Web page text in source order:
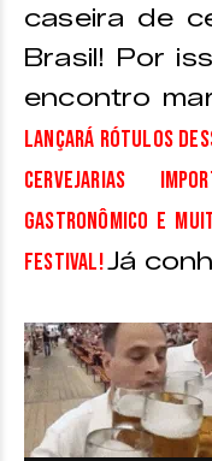
caseira de
Brasil! Por
encontro
lançará rótulos
cervejarias
gastronômico e
Festival!Já